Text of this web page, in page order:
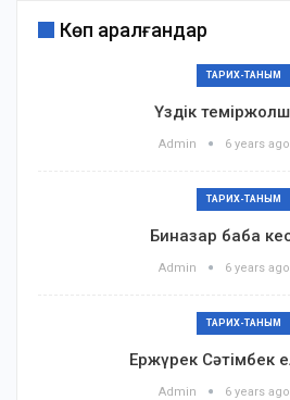
Көп қаралғандар
ТАРИХ-ТАНЫМ
Үздік
Admin 6 years ago
ТАРИХ-ТАНЫМ
Биназар баба
Admin 6 years ago
ТАРИХ-ТАНЫМ
Ержүрек Сәтімбек
Admin 6 years ago